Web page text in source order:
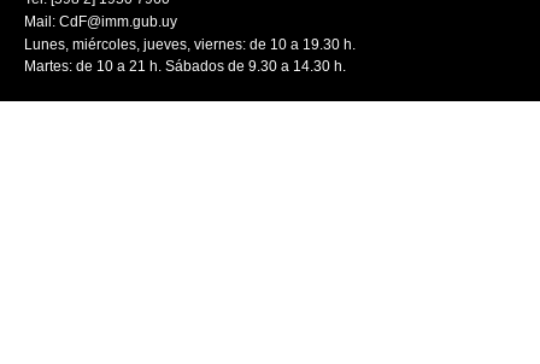
Mail: CdF@imm.gub.uy
Lunes, miércoles, jueves, viernes: de 10 a 19.30 h.
Martes: de 10 a 21 h. Sábados de 9.30 a 14.30 h.